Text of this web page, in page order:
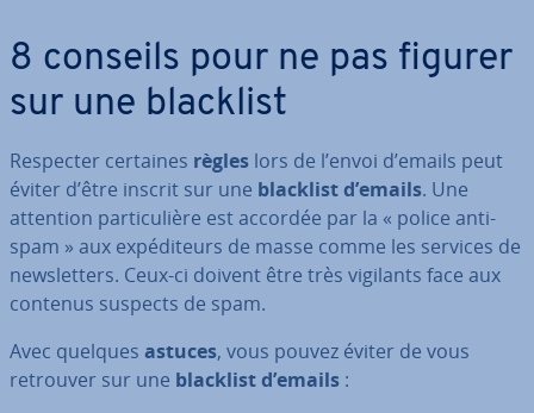
8 conseils pour ne pas figurer
sur une blacklist
Respecter certaines règles lors de l’envoi d’emails peut
éviter d’être inscrit sur une blacklist d’emails. Une
attention par­ti­cu­lière est accordée par la « police anti-
spam » aux ex­pé­di­teurs de masse comme les services de
news­let­ters. Ceux-ci doivent être très vigilants face aux
contenus suspects de spam.
Avec quelques astuces, vous pouvez éviter de vous
retrouver sur une blacklist d’emails :